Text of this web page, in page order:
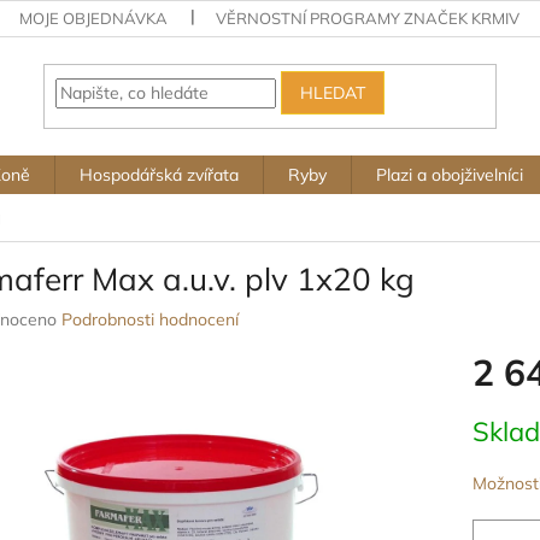
MOJE OBJEDNÁVKA VĚRNOSTNÍ PROGRAMY ZNAČEK KRMIV
HLEDAT
Hospodářská zvířata Ryby Plazi a obojživelníci
Max a.u.v. plv 1x20 kg
Podrobnosti hodnocení
2
cena: